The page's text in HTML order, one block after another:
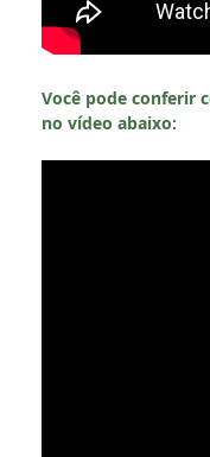
Você pode conferir
no vídeo abaixo: